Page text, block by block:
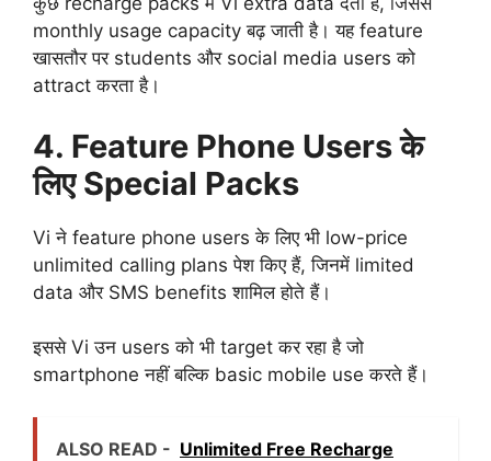
monthly usage capacity बढ़ जाती है। यह feature
खासतौर पर students और social media users को
attract करता है।
4. Feature Phone Users के
लिए Special Packs
Vi ने feature phone users के लिए भी low-price
unlimited calling plans पेश किए हैं, जिनमें limited
data और SMS benefits शामिल होते हैं।
इससे Vi उन users को भी target कर रहा है जो
smartphone नहीं बल्कि basic mobile use करते हैं।
ALSO READ - Unlimited Free Recharge